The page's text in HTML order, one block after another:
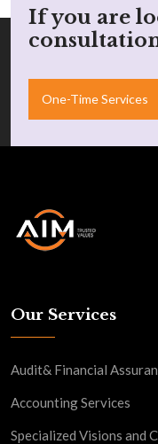
If you are
One-Time Services
Our Services
Audit& Financial
Accounting Services
Specialized Visions and